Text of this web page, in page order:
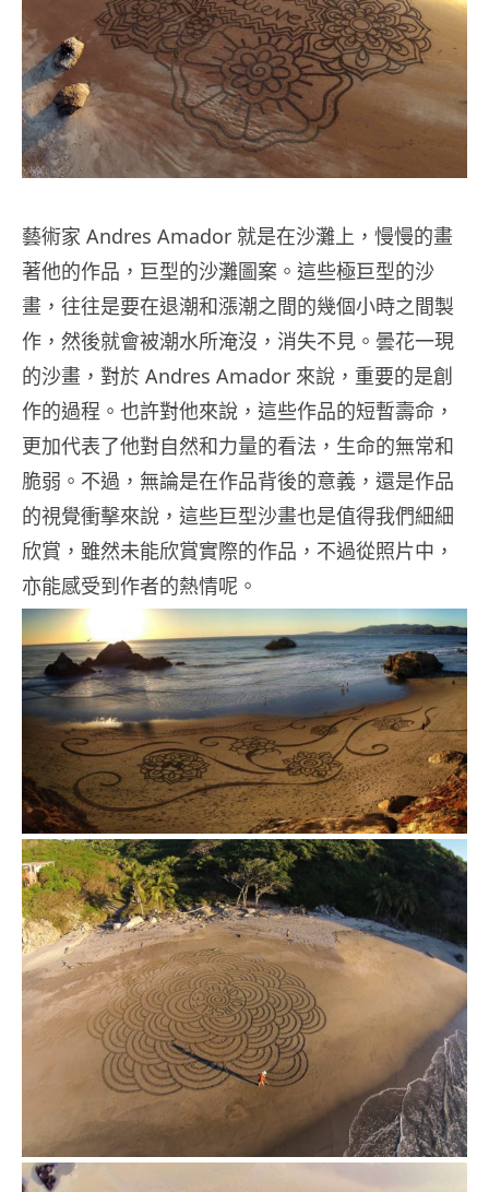
藝術家 Andres Amador 就是在沙灘上，慢慢的畫
著他的作品，巨型的沙灘圖案。這些極巨型的沙
畫，往往是要在退潮和漲潮之間的幾個小時之間製
作，然後就會被潮水所淹沒，消失不見。曇花一現
的沙畫，對於 Andres Amador 來說，重要的是創
作的過程。也許對他來說，這些作品的短暫壽命，
更加代表了他對自然和力量的看法，生命的無常和
脆弱。不過，無論是在作品背後的意義，還是作品
的視覺衝擊來說，這些巨型沙畫也是值得我們細細
欣賞，雖然未能欣賞實際的作品，不過從照片中，
亦能感受到作者的熱情呢。